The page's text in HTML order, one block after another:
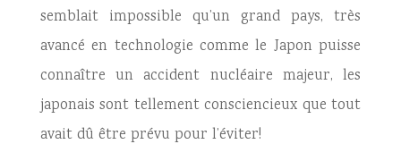
semblait impossible qu’un grand pays, très
avancé en technologie comme le Japon puisse
connaître un accident nucléaire majeur, les
japonais sont tellement consciencieux que tout
avait dû être prévu pour l’éviter!